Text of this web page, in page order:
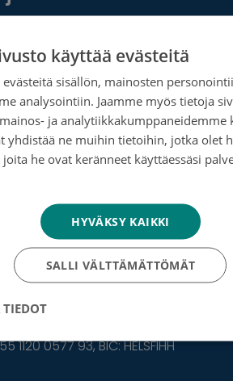
summa MobilePaylla
20 euroa: Soita
04499. Lahjoitus veloitetaan
tilisiirtona
FI39 5780 3820 0385 85, BIC:
1800 0032 29, BIC: NDEAFIHH
1120 0577 93, BIC: HELSFIHH
käyttää evästeitä
evästeitä sisällön, mainosten
analysointiin. Jaamme myös tietoja
ja analytiikkakumppaneidemme
yhdistää ne muihin tietoihin, jotka olet
he ovat keränneet käyttäessäsi
HYVÄKSY KAIKKI
SALLI VÄLTTÄMÄTTÖMÄT